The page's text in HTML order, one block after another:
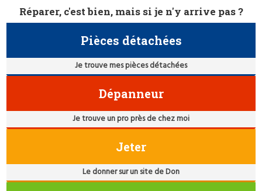
Réparer, c'est bien, mais si je n'y arrive pas ?
Pièces détachées
Je trouve mes pièces détachées
Dépanneur
Je trouve un pro près de chez moi
Jeter
Le donner sur un site de Don